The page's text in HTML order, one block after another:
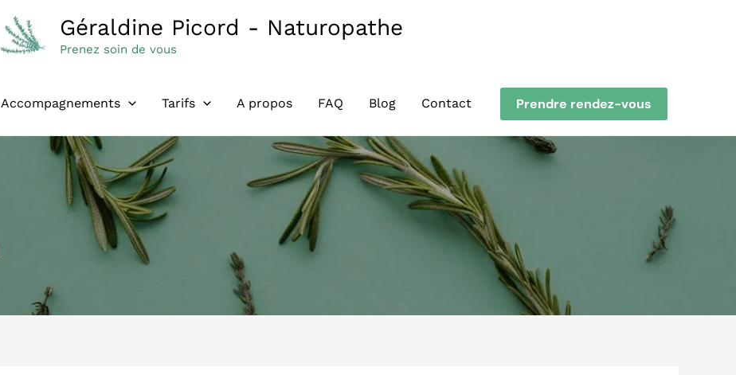
Géraldine Picord - Naturopathe
Prenez soin de vous
Accompagnements Tarifs A propos FAQ Blog Contact Prendre rendez-vous